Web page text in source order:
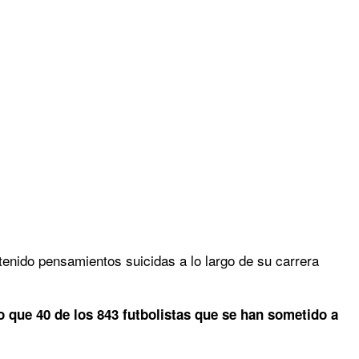
pensamientos suicidas a lo largo de su carrera
que 40 de los 843 futbolistas que se han sometido a